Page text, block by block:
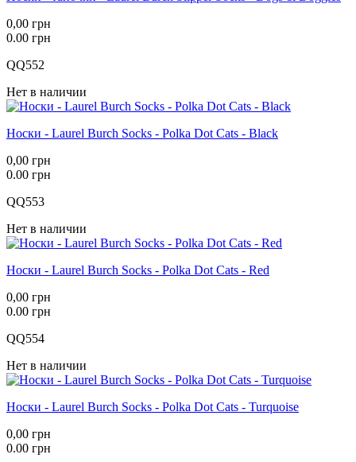
0,00 грн
0.00 грн
QQ552
Нет в наличии
Носки - Laurel Burch Socks - Polka Dot Cats - Black
0,00 грн
0.00 грн
QQ553
Нет в наличии
Носки - Laurel Burch Socks - Polka Dot Cats - Red
0,00 грн
0.00 грн
QQ554
Нет в наличии
Носки - Laurel Burch Socks - Polka Dot Cats - Turquoise
0,00 грн
0.00 грн